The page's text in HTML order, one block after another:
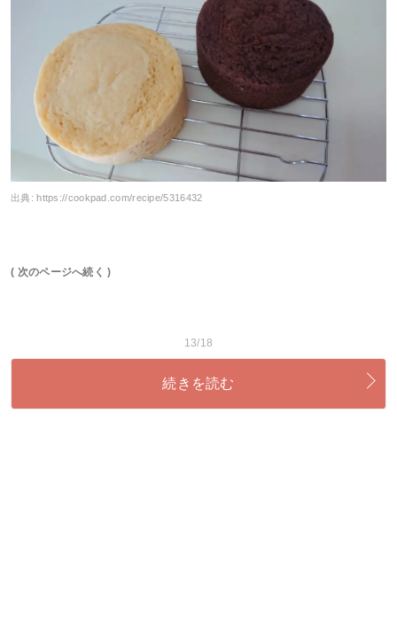
出典: https://cookpad.com/recipe/5316432
( 次のページへ続く )
13/18
続きを読む